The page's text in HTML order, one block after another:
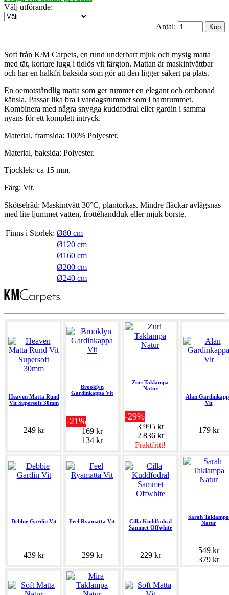
Välj utförande:
Antal:
Soft från K/M Carpets, en rund underbart mjuk och mysig matta
med tät, kortare lugg i tidlös vit färgton. Mattan är maskintvättbar
och har en halkfri baksida som gör att den ligger säkert på plats.
En oemotståndlig matta som ger rummet en elegant och ombonad
känsla. Passar lika bra i vardagsrummet som i barnrummet.
Kombinera med några snygga kuddfodral eller gardin i samma
nyans för ett komplett intryck.
Material, framsida: 100% Polyester.
Material, baksida: Polyester.
Tjocklek: ca 15 mm.
Färg: Vit.
Skötselråd: Maskintvätt 30°C, plantorkas. Mindre fläckar avlägsnas
med lite ljummet vatten, frottéhandduk eller mjuk borste.
Finns i Storlek: Ø80 cm
Ø120 cm
Ø160 cm
Ø200 cm
Ø240 cm
Heaven Matta Rund
Vit Supersoft 30mm
249 kr
Brooklyn
Gardinkappa Vit
-21%
169 kr
134 kr
Zuri Taklampa
Natur
-29%
3 995 kr
2 836 kr
Fraktfritt!
Alan
Vit
179 kr
Debbie Gardin Vit
439 kr
Feel Ryamatta Vit
299 kr
Cilla Kuddfodral
Sammet Offwhite
229 kr
Sarah Taklampa
Natur
549 kr
379 kr